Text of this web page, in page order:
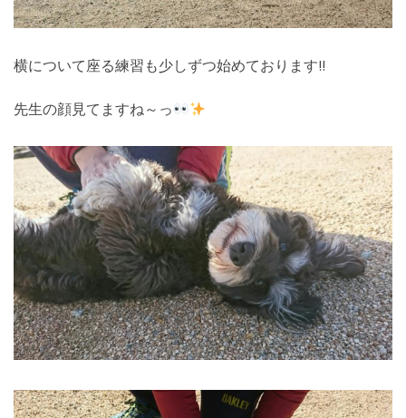
横について座る練習も少しずつ始めております!!
先生の顔見てますね～っ